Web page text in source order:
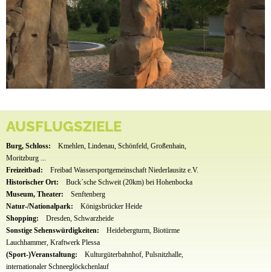
AUSFLUGSZIELE
Burg, Schloss:
Kmehlen, Lindenau, Schönfeld, Großenhain,
Moritzburg ...
Freizeitbad:
Freibad Wassersportgemeinschaft Niederlausitz e.V.
Historischer Ort:
Buck´sche Schweit (20km) bei Hohenbocka
Museum, Theater:
Senftenberg
Natur-/Nationalpark:
Königsbrücker Heide
Shopping:
Dresden, Schwarzheide
Sonstige Sehenswürdigkeiten:
Heidebergturm, Biotürme
Lauchhammer, Kraftwerk Plessa
(Sport-)Veranstaltung:
Kulturgüterbahnhof, Pulsnitzhalle,
internationaler Schneeglöckchenlauf